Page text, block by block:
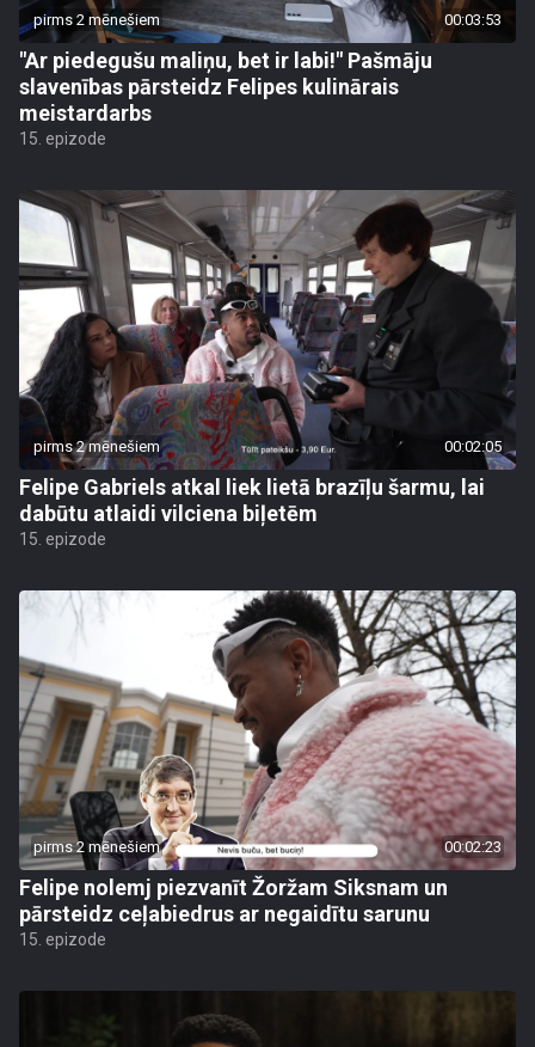
pirms 2 mēnešiem 00:03:53
"Ar piedegušu maliņu, bet ir labi!" Pašmāju
slavenības pārsteidz Felipes kulinārais
meistardarbs
15. epizode
pirms 2 mēnešiem 00:02:05
Felipe Gabriels atkal liek lietā brazīļu šarmu, lai
dabūtu atlaidi vilciena biļetēm
15. epizode
pirms 2 mēnešiem 00:02:23
Felipe nolemj piezvanīt Žoržam Siksnam un
pārsteidz ceļabiedrus ar negaidītu sarunu
15. epizode